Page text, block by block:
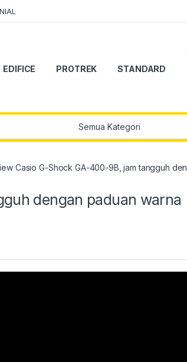
EDIFICE PROTREK STANDARD
Casio G-Shock GA-400-9B, jam tangguh
dengan paduan warna